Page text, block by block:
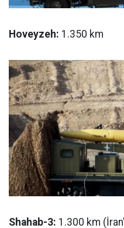
Hoveyzeh: 1.350 km
Shahab-3: 1.300 km